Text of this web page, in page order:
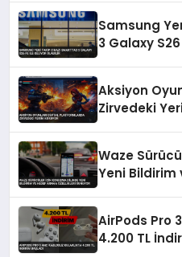
Samsung
3 Galaxy
Aksiyon
Zirvedeki
Waze
Yeni Bildirim
AirPods Pro
4.200 TL